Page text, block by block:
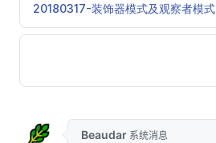
20180317-装饰器模式及观察者模式